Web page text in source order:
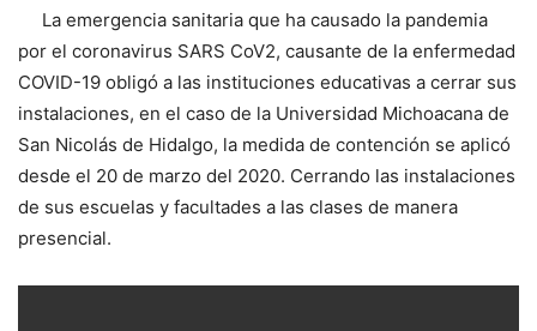
La emergencia sanitaria que ha causado la pandemia
por el coronavirus SARS CoV2, causante de la enfermedad
COVID-19 obligó a las instituciones educativas a cerrar sus
instalaciones, en el caso de la Universidad Michoacana de
San Nicolás de Hidalgo, la medida de contención se aplicó
desde el 20 de marzo del 2020. Cerrando las instalaciones
de sus escuelas y facultades a las clases de manera
presencial.